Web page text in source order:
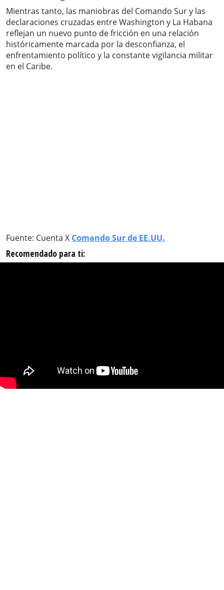
Mientras tanto, las maniobras del Comando Sur y las
declaraciones cruzadas entre Washington y La Habana
reflejan un nuevo punto de fricción en una relación
históricamente marcada por la desconfianza, el
enfrentamiento político y la constante vigilancia militar
en el Caribe.
Fuente: Cuenta X Comando Sur de EE.UU.
Recomendado para ti: